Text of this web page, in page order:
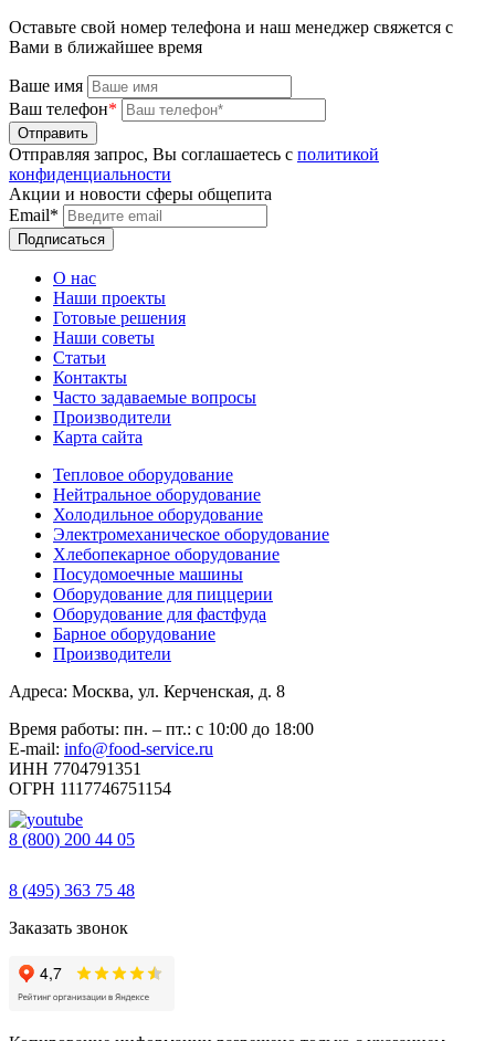
Оставьте свой номер телефона и наш менеджер свяжется с
Вами в ближайшее время
Ваше имя
Ваш телефон*
Отправляя запрос, Вы соглашаетесь с политикой
конфиденциальности
Акции и новости сферы общепита
Email*
О нас
Наши проекты
Готовые решения
Наши советы
Статьи
Контакты
Часто задаваемые вопросы
Производители
Карта сайта
Тепловое оборудование
Нейтральное оборудование
Холодильное оборудование
Электромеханическое оборудование
Хлебопекарное оборудование
Посудомоечные машины
Оборудование для пиццерии
Оборудование для фастфуда
Барное оборудование
Производители
Адреса: Москва, ул. Керченская, д. 8
Время работы: пн. – пт.: с 10:00 до 18:00
E-mail: info@food-service.ru
ИНН 7704791351
ОГРН 1117746751154
8 (800) 200 44 05
8 (495) 363 75 48
Заказать звонок